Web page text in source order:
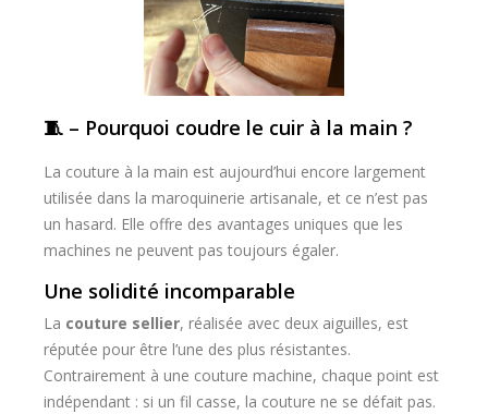
🧵 – Pourquoi coudre le cuir à la main ?
La couture à la main est aujourd’hui encore largement
utilisée dans la maroquinerie artisanale, et ce n’est pas
un hasard. Elle offre des avantages uniques que les
machines ne peuvent pas toujours égaler.
Une solidité incomparable
La couture sellier, réalisée avec deux aiguilles, est
réputée pour être l’une des plus résistantes.
Contrairement à une couture machine, chaque point est
indépendant : si un fil casse, la couture ne se défait pas.